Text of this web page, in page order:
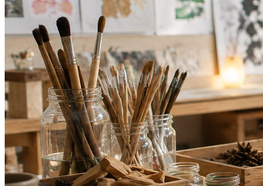
Cruzeiro